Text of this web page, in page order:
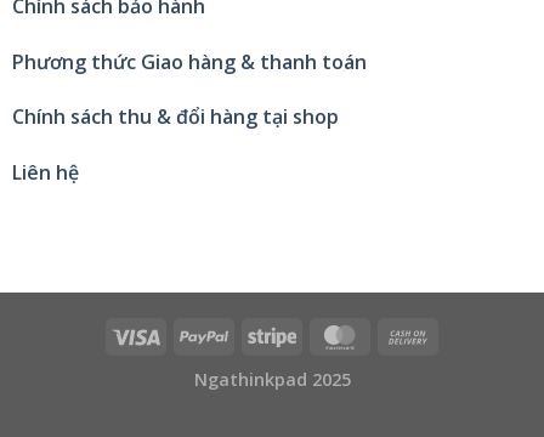
Chính sách bảo hành
Phương thức Giao hàng & thanh toán
Chính sách thu & đổi hàng tại shop
Liên hệ
Ngathinkpad 2025